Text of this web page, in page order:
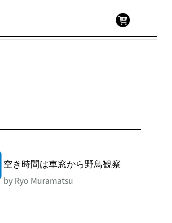
空き時間は車窓から野鳥観察
by Ryo Muramatsu